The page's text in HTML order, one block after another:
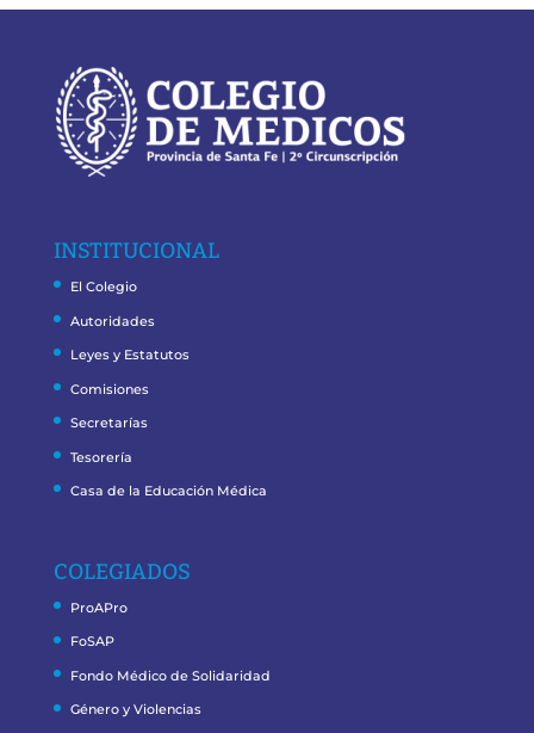
INSTITUCIONAL
El Colegio
Autoridades
Leyes y Estatutos
Comisiones
Secretarías
Tesorería
Casa de la Educación Médica
COLEGIADOS
ProAPro
FoSAP
Fondo Médico de Solidaridad
Género y Violencias